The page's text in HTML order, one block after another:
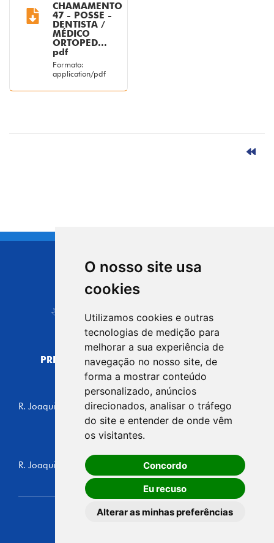
O nosso site usa
cookies
Utilizamos cookies e outras
tecnologias de medição para
melhorar a sua experiência de
navegação no nosso site, de
forma a mostrar conteúdo
personalizado, anúncios
direcionados, analisar o tráfego
do site e entender de onde vêm
os visitantes.
Concordo
Eu recuso
Alterar as minhas preferências
CHAMAMENTO
47 - POSSE -
DENTISTA /
MÉDICO
ORTOPED...
pdf
Formato:
application/pdf
CIDADE DE
Carapicuíba
PREFEITURA MUNICIPAL DE CARAPICUÍBA
CNPJ: 44.892.693/0001-40
CENTRO ADMINISTRATIVO
R. Joaquim das Neves, 211 - Vila Caldas, Carapicuíba/SP
CEP: 06310-030, Brasil
Telefone: 4164-5500
GABINETE DO PREFEITO
R. Joaquim das Neves, 205 - Vila Caldas, Carapicuíba/SP
CEP: 06310-030, Brasil